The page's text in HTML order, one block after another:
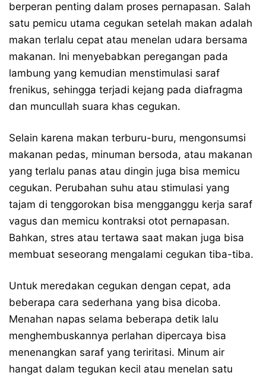
berperan penting dalam proses pernapasan. Salah
satu pemicu utama cegukan setelah makan adalah
makan terlalu cepat atau menelan udara bersama
makanan. Ini menyebabkan peregangan pada
lambung yang kemudian menstimulasi saraf
frenikus, sehingga terjadi kejang pada diafragma
dan muncullah suara khas cegukan.
Selain karena makan terburu-buru, mengonsumsi
makanan pedas, minuman bersoda, atau makanan
yang terlalu panas atau dingin juga bisa memicu
cegukan. Perubahan suhu atau stimulasi yang
tajam di tenggorokan bisa mengganggu kerja saraf
vagus dan memicu kontraksi otot pernapasan.
Bahkan, stres atau tertawa saat makan juga bisa
membuat seseorang mengalami cegukan tiba-tiba.
Untuk meredakan cegukan dengan cepat, ada
beberapa cara sederhana yang bisa dicoba.
Menahan napas selama beberapa detik lalu
menghembuskannya perlahan dipercaya bisa
menenangkan saraf yang teriritasi. Minum air
hangat dalam tegukan kecil atau menelan satu